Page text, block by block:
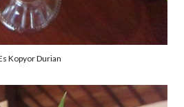
Kopyor Durian